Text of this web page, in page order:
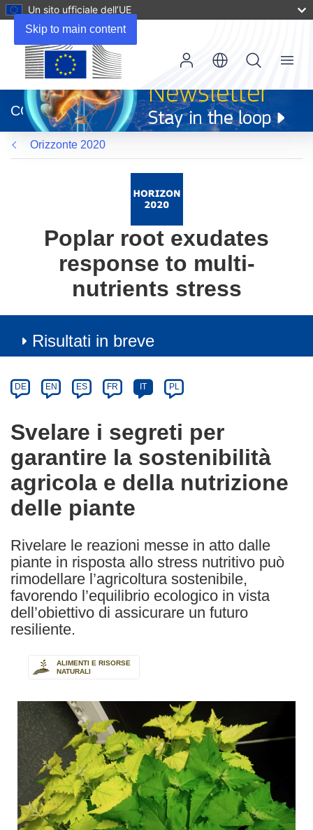
Skip to main content
Un sito ufficiale dell’UE
apre
in
una
nuova
finestra)
CORDIS
Menu
Orizzonte 2020
Poplar root exudates
response to multi-
nutrients stress
Risultati in breve
Category
Article
available
the
following
languages:
DE EN ES FR IT PL
Svelare i segreti per
garantire la sostenibilità
agricola e della nutrizione
delle piante
Rivelare le reazioni messe in atto dalle
piante in risposta allo stress nutritivo può
rimodellare l’agricoltura sostenibile,
favorendo l’equilibrio ecologico in vista
dell’obiettivo di assicurare un futuro
resiliente.
ALIMENTI E RISORSE
NATURALI